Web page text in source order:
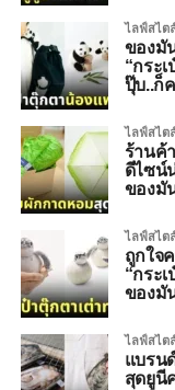
ไลฟ์สไต
ของมั
“กระ
ปุ๊บ..ก็
ไลฟ์สไต
ร้านค้
ดีไซน์
ของมั
ไลฟ์สไต
ถูกใจ
“กระ
ของมั
ไลฟ์สไต
แบรน
สุดยูนี